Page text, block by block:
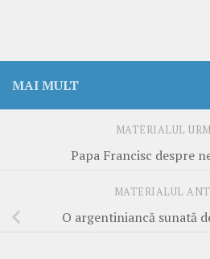
MAI MULT
MATERIALUL
Papa Francisc despre
MATERIALUL
O argentiniancă sunată